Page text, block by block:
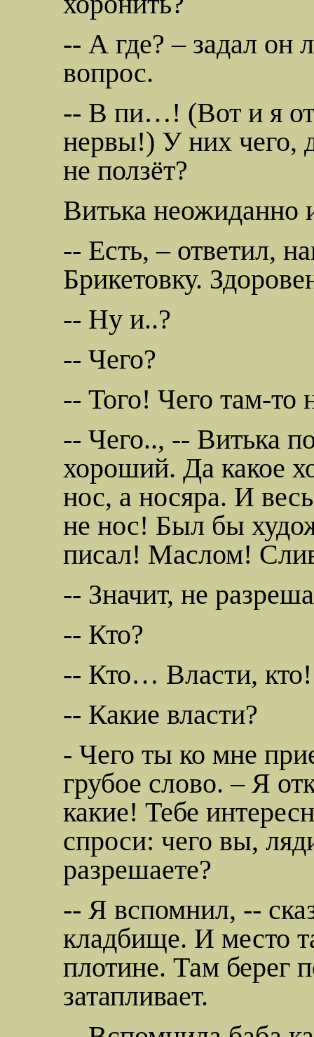
-- А где? – задал он
вопрос.
-- В пи…! (Вот и я
нервы!) У них чего,
не ползёт?
Витька неожиданно
-- Есть, – ответил,
Брикетовку.
-- Ну и..?
-- Чего?
-- Того! Чего там-то
-- Чего.., -- Витька
хороший. Да какое
нос, а носяра. И
не нос! Был бы
писал! Маслом!
-- Значит, не
-- Кто?
-- Кто… Власти, кто!
-- Какие власти?
- Чего ты ко мне
грубое слово. – Я
какие! Тебе
спроси: чего вы,
разрешаете?
-- Я вспомнил, --
кладбище. И место
плотине. Там берег
затапливает.